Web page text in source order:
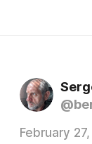
February